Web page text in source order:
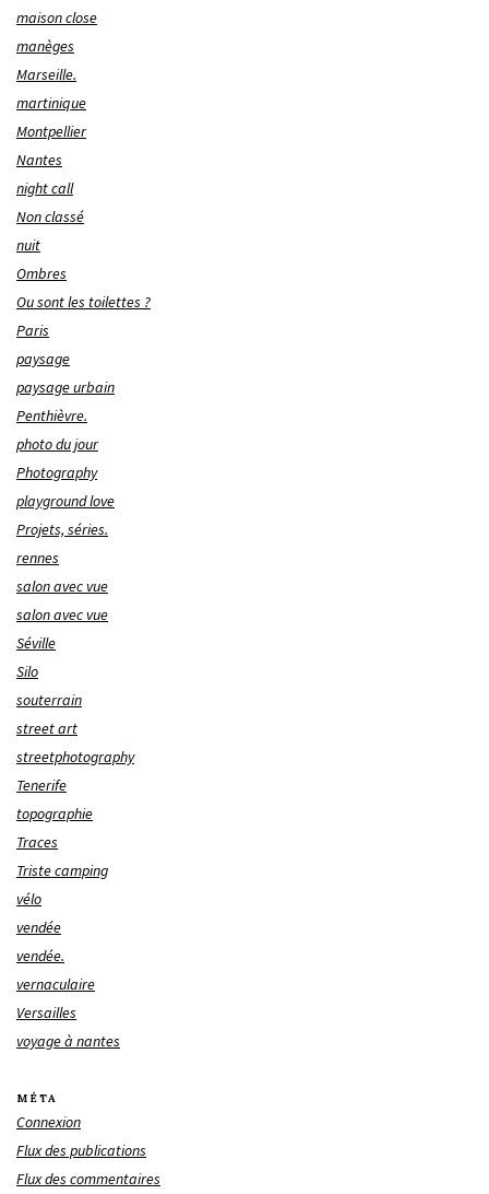
maison close
manèges
Marseille.
martinique
Montpellier
Nantes
night call
Non classé
nuit
Ombres
Ou sont les toilettes ?
Paris
paysage
paysage urbain
Penthièvre.
photo du jour
Photography
playground love
Projets, séries.
rennes
salon avec vue
salon avec vue
Séville
Silo
souterrain
street art
streetphotography
Tenerife
topographie
Traces
Triste camping
vélo
vendée
vendée.
vernaculaire
Versailles
voyage à nantes
MÉTA
Connexion
Flux des publications
Flux des commentaires